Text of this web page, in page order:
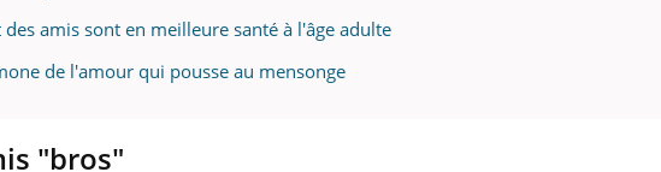
amis sont en meilleure santé à l'âge adulte
de l'amour qui pousse au mensonge
"bros"